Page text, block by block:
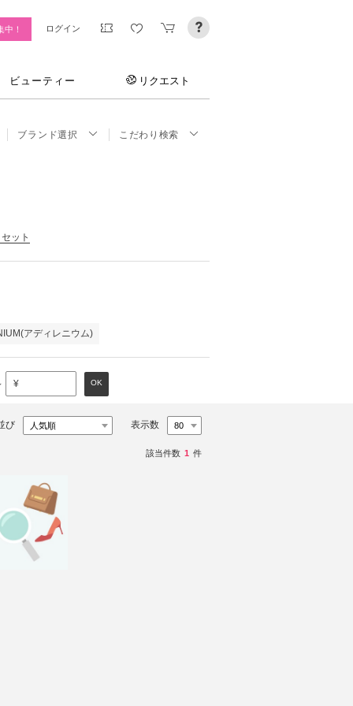
中！ ログイン
ビューティー リクエスト
ブランド選択 こだわり検索
ット
アディレニウム)
¥ OK
び 表示数
該当件数 1 件